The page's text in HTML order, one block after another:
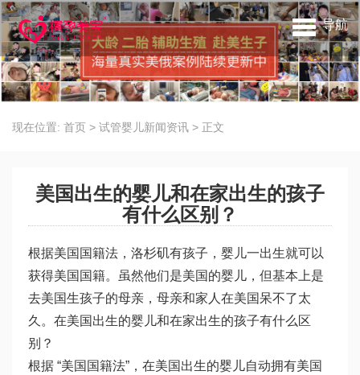
导航
现在位置: 首页 > 试管婴儿新闻资讯 > 正文
美国出生的婴儿和在家出生的孩子
有什么区别？
根据美国国籍法，洛杉矶有孩子，婴儿一出生就可以
获得美国国籍。虽然他们是美国的婴儿，但基本上是
去美国生孩子的母亲，母亲和家人在美国呆不了太
久。在美国出生的婴儿和在家出生的孩子有什么区
别？
根据 “美国国籍法”，在美国出生的婴儿自动拥有美国